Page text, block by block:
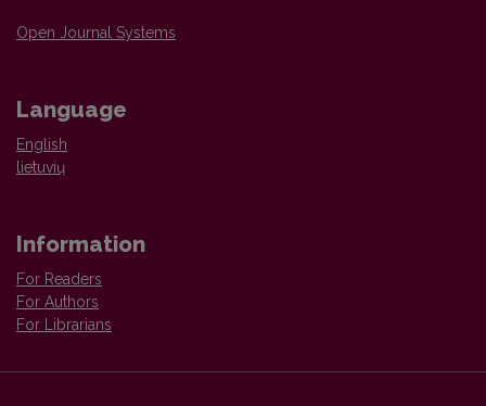
Open Journal Systems
Language
English
lietuvių
Information
For Readers
For Authors
For Librarians